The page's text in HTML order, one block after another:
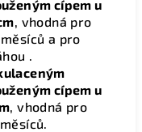
cípem u
, vhodná pro
a pro
.
cípem u
, vhodná pro